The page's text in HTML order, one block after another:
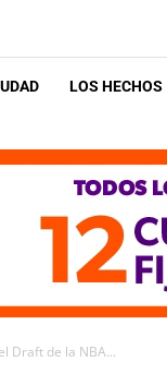
LOS HECHOS
Draft de la NBA...